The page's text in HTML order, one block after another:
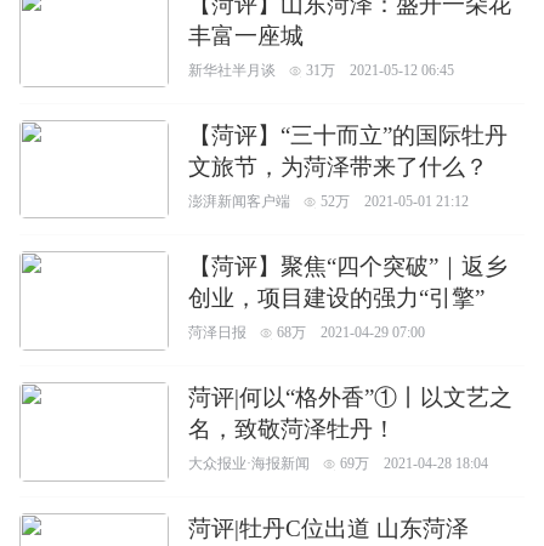
丰富一座城
新华社半月谈 31万 2021-05-12 06:45
【菏评】“三十而立”的国际牡丹
文旅节，为菏泽带来了什么？
澎湃新闻客户端 52万 2021-05-01 21:12
【菏评】聚焦“四个突破”｜返乡
创业，项目建设的强力“引擎”
菏泽日报 68万 2021-04-29 07:00
菏评|何以“格外香”①丨以文艺之
名，致敬菏泽牡丹！
大众报业·海报新闻 69万 2021-04-28 18:04
菏评|牡丹C位出道 山东菏泽